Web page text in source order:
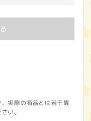
実際の商品とは若干異
い。